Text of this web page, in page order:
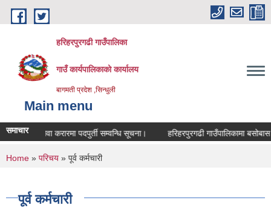
Skip to main content
हरिहरपुरगढी गाउँपालिका
गाउँ कार्यपालिकाको कार्यालय
बागमती प्रदेश ,सिन्धुली
Main menu
समाचारसेवा करारमा पदपुर्ती सम्वन्धि सूचना। हरिहरपुरगढी गाउँपालिकामा बसोबास
You are here
Home » परिचय » पूर्व कर्मचारी
पूर्व कर्मचारी